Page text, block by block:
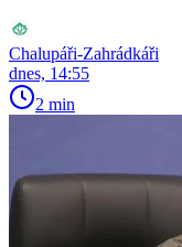
Chalupáři-Zahrádkáři
dnes, 14:55
2 min